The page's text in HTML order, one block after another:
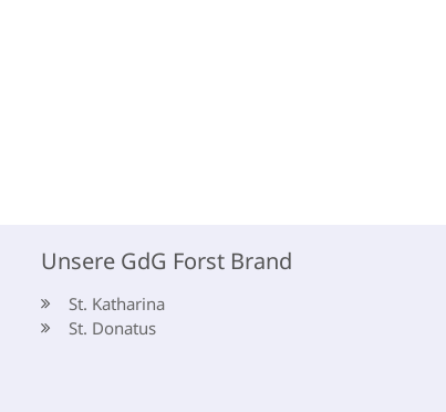
Unsere GdG Forst Brand
St. Katharina
St. Donatus